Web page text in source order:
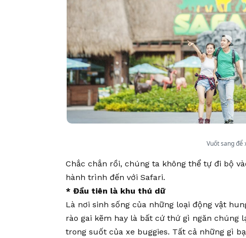
Vuốt sang
Chắc chắn rồi, chúng ta không thể tự đi bộ
hành trình đến với Safari.
* Đầu tiên là khu thú dữ
Là nơi sinh sống của những loại động vật
rào gai kẽm hay là bất cứ thứ gì ngăn
trong suốt của xe buggies. Tất cả những gì